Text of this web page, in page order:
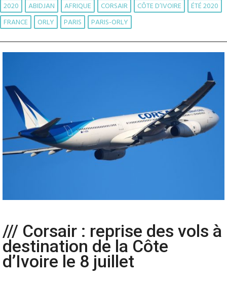
2020 ABIDJAN AFRIQUE CORSAIR CÔTE D’IVOIRE
ÉTÉ 2020
FRANCE
ORLY PARIS PARIS-ORLY
/// Corsair : reprise des vols à
destination de la Côte
d’Ivoire le 8 juillet